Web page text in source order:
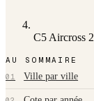
C5 Aircross
AU SOMMAIRE
01 Ville par ville